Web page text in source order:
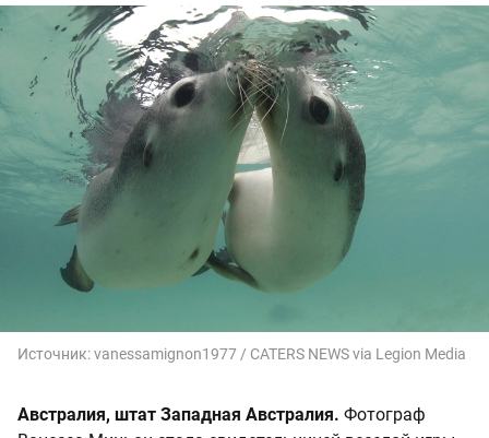
Источник:vanessamignon1977 / CATERS NEWS via Legion Media
Австралия, штат Западная Австралия. Фотограф